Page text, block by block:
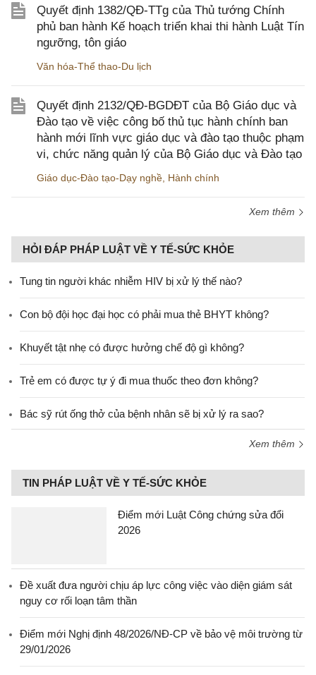
Quyết định 1382/QĐ-TTg của Thủ tướng Chính
phủ ban hành Kế hoạch triển khai thi hành Luật Tín
ngưỡng, tôn giáo
Văn hóa-Thể thao-Du lịch
Quyết định 2132/QĐ-BGDĐT của Bộ Giáo dục và
Đào tạo về việc công bố thủ tục hành chính ban
hành mới lĩnh vực giáo dục và đào tạo thuộc phạm
vi, chức năng quản lý của Bộ Giáo dục và Đào tạo
Giáo dục-Đào tạo-Dạy nghề Hành chính
Xem thêm
HỎI ĐÁP PHÁP LUẬT VỀ Y TẾ-SỨC KHỎE
Tung tin người khác nhiễm HIV bị xử lý thế nào?
Con bộ đội học đại học có phải mua thẻ BHYT không?
Khuyết tật nhẹ có được hưởng chế độ gì không?
Trẻ em có được tự ý đi mua thuốc theo đơn không?
Bác sỹ rút ống thở của bệnh nhân sẽ bị xử lý ra sao?
Xem thêm
TIN PHÁP LUẬT VỀ Y TẾ-SỨC KHỎE
Điểm mới Luật Công chứng sửa đổi
2026
Đề xuất đưa người chịu áp lực công việc vào diện giám sát
nguy cơ rối loạn tâm thần
Điểm mới Nghị định 48/2026/NĐ-CP về bảo vệ môi trường từ
29/01/2026